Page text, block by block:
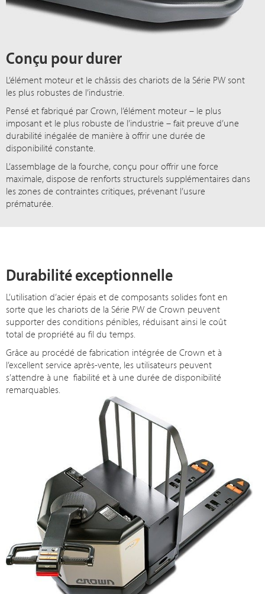
Conçu pour durer
L’élément moteur et le châssis des chariots de la Série PW sont
les plus robustes de l’industrie.
Pensé et fabriqué par Crown, l’élément moteur – le plus
imposant et le plus robuste de l’industrie – fait preuve d’une
durabilité inégalée de manière à offrir une durée de
disponibilité constante.
L’assemblage de la fourche, conçu pour offrir une force
maximale, dispose de renforts structurels supplémentaires dans
les zones de contraintes critiques, prévenant l’usure
prématurée.
Durabilité exceptionnelle
L’utilisation d’acier épais et de composants solides font en
sorte que les chariots de la Série PW de Crown peuvent
supporter des conditions pénibles, réduisant ainsi le coût
total de propriété au fil du temps.
Grâce au procédé de fabrication intégrée de Crown et à
l’excellent service après-vente, les utilisateurs peuvent
s’attendre à une fiabilité et à une durée de disponibilité
remarquables.